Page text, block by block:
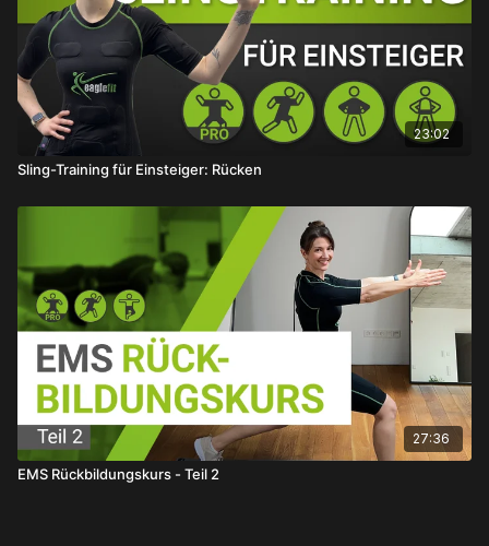
23:02
Sling-Training für Einsteiger: Rücken
27:36
EMS Rückbildungskurs - Teil 2